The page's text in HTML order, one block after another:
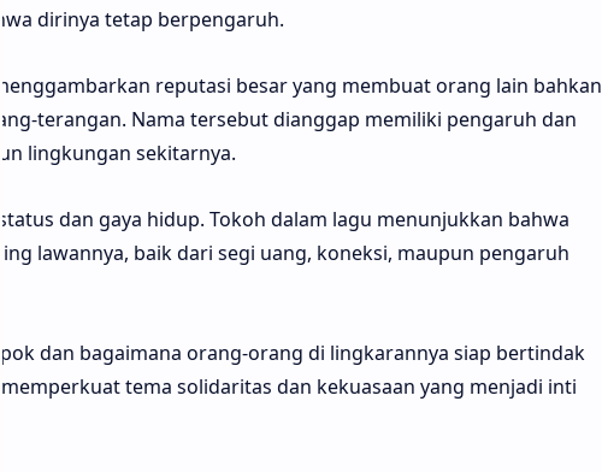
dirinya tetap berpengaruh.
reputasi besar yang membuat orang lain bahkan
terangan. Nama tersebut dianggap memiliki pengaruh dan
lingkungan sekitarnya.
dan gaya hidup. Tokoh dalam lagu menunjukkan bahwa
lawannya, baik dari segi uang, koneksi, maupun pengaruh
dan bagaimana orang-orang di lingkarannya siap bertindak
tema solidaritas dan kekuasaan yang menjadi inti